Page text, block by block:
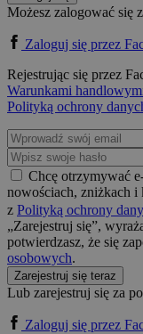
Możesz zalogować się
Zaloguj się przez
Rejestrując się przez
Warunkami
Polityką ochrony
Chcę otrzymywać
nowościach, zniżkach i
z Polityką ochrony
„Zarejestruj się”,
potwierdzasz, że się
osobowych.
Zarejestruj się teraz
Lub zarejestruj się za
Zaloguj się przez